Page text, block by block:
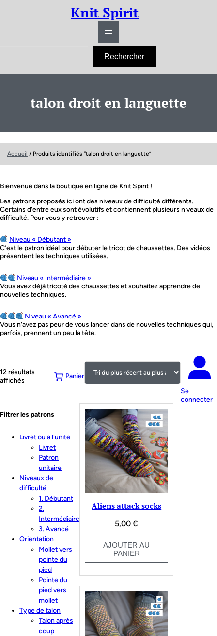
Knit Spirit
h
Rechercher
talon droit en languette
Accueil / Produits identifiés “talon droit en languette”
Bienvenue dans la boutique en ligne de Knit Spirit !
Les patrons proposés ici ont des niveaux de difficulté différents.
Certains d’entre eux sont évolutifs et contiennent plusieurs niveaux de
difficulté. Pour vous y retrouver :
Niveau « Débutant »
C’est le patron idéal pour débuter le tricot de chaussettes. Des vidéos
présentent les techniques utilisées.
Niveau « Intermédiaire »
Vous avez déjà tricoté des chaussettes et souhaitez apprendre de
nouvelles techniques.
Niveau « Avancé »
Vous n’avez pas peur de vous lancer dans de nouvelles techniques qui,
parfois, prennent un peu la tête.
12 résultats
affichés
au
Panier
Se
connecter
Filtrer les patrons
Livret ou à l'unité
Livret
Patron
unitaire
Niveaux de
difficulté
1. Débutant
2.
Intermédiaire
3. Avancé
Orientation
Mollet vers
pointe du
pied
Pointe du
pied vers
mollet
Type de talon
Talon après
coup
Aliens attack socks
5,00€
AJOUTER AU
PANIER